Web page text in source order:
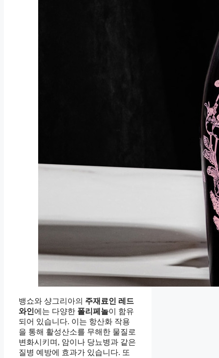
뱅쇼와 샹그리아의 주재료인 레드
와인에는 다양한 폴리페놀이 함유
되어 있습니다. 이는 항산화 작용
을 통해 활성산소를 무해한 물질로
변화시키며, 암이나 당뇨병과 같은
질병 예방에 효과가 있습니다. 또